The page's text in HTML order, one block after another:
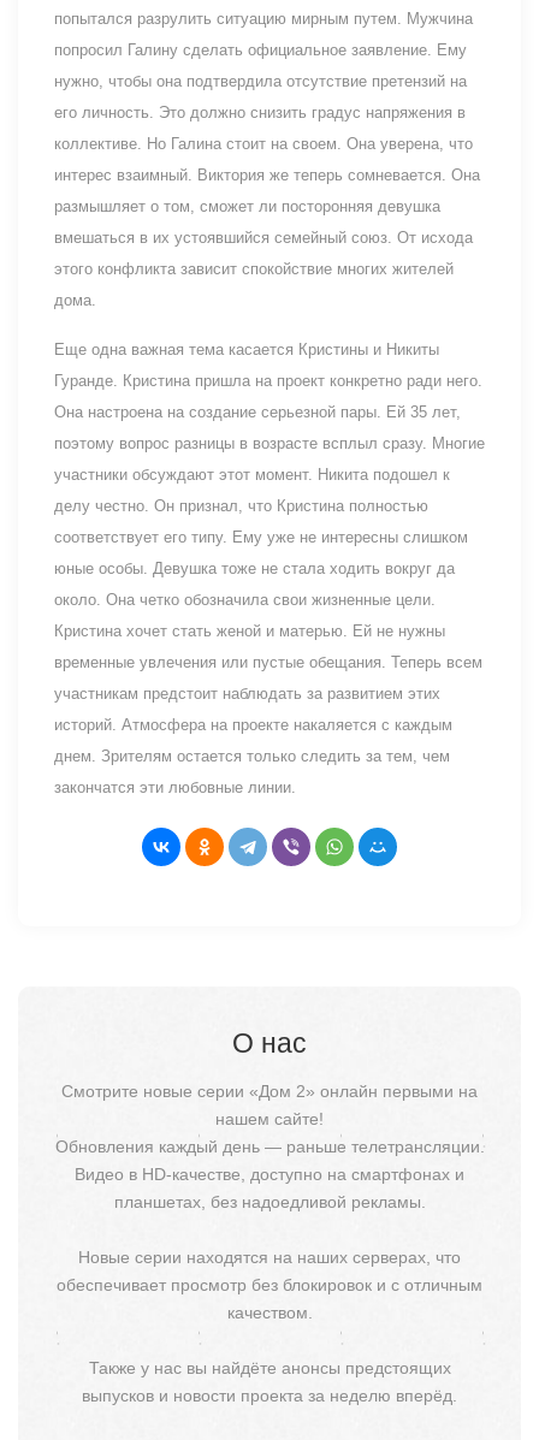
попытался разрулить ситуацию мирным путем. Мужчина
попросил Галину сделать официальное заявление. Ему
нужно, чтобы она подтвердила отсутствие претензий на
его личность. Это должно снизить градус напряжения в
коллективе. Но Галина стоит на своем. Она уверена, что
интерес взаимный. Виктория же теперь сомневается. Она
размышляет о том, сможет ли посторонняя девушка
вмешаться в их устоявшийся семейный союз. От исхода
этого конфликта зависит спокойствие многих жителей
дома.
Еще одна важная тема касается Кристины и Никиты
Гуранде. Кристина пришла на проект конкретно ради него.
Она настроена на создание серьезной пары. Ей 35 лет,
поэтому вопрос разницы в возрасте всплыл сразу. Многие
участники обсуждают этот момент. Никита подошел к
делу честно. Он признал, что Кристина полностью
соответствует его типу. Ему уже не интересны слишком
юные особы. Девушка тоже не стала ходить вокруг да
около. Она четко обозначила свои жизненные цели.
Кристина хочет стать женой и матерью. Ей не нужны
временные увлечения или пустые обещания. Теперь всем
участникам предстоит наблюдать за развитием этих
историй. Атмосфера на проекте накаляется с каждым
днем. Зрителям остается только следить за тем, чем
закончатся эти любовные линии.
О нас
Смотрите новые серии «Дом 2» онлайн первыми на
нашем сайте!
Обновления каждый день — раньше телетрансляции.
Видео в HD-качестве, доступно на смартфонах и
планшетах, без надоедливой рекламы.
Новые серии находятся на наших серверах, что
обеспечивает просмотр без блокировок и с отличным
качеством.
Также у нас вы найдёте анонсы предстоящих
выпусков и новости проекта за неделю вперёд.